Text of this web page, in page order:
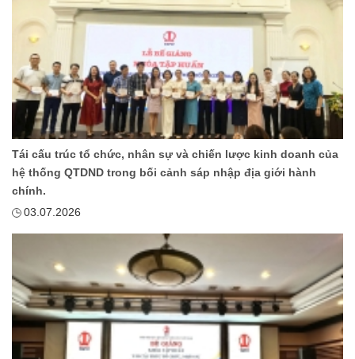
Tái cấu trúc tổ chức, nhân sự và chiến lược kinh doanh của
hệ thống QTDND trong bối cảnh sáp nhập địa giới hành
chính.
03.07.2026